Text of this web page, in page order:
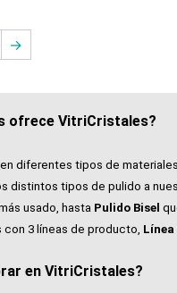
→
ofrece VitriCristales?
diferentes tipos de
distintos tipos de pulido a
usado, hasta Pulido Bisel
3 líneas de producto, Línea
en VitriCristales?